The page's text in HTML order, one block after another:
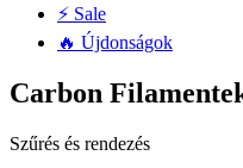
⚡ Sale
🔥 Újdonságok
Carbon
Szűrés és rendezés